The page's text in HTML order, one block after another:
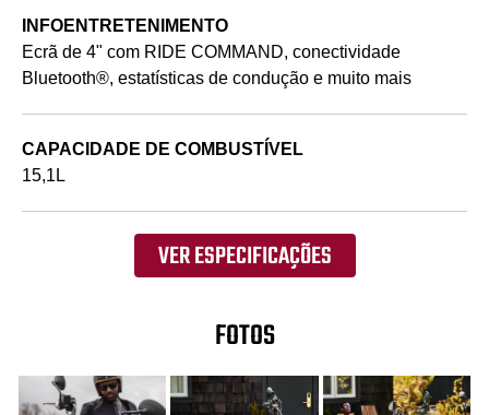
INFOENTRETENIMENTO
Ecrã de 4" com RIDE COMMAND, conectividade
Bluetooth®, estatísticas de condução e muito mais
CAPACIDADE DE COMBUSTÍVEL
15,1L
VER ESPECIFICAÇÕES
FOTOS